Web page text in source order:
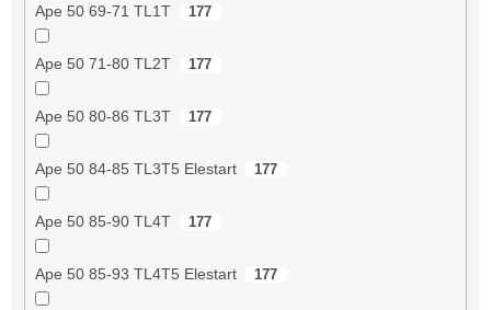
Ape 50 69-71 TL1T 177
Ape 50 71-80 TL2T 177
Ape 50 80-86 TL3T 177
Ape 50 84-85 TL3T5 Elestart 177
Ape 50 85-90 TL4T 177
Ape 50 85-93 TL4T5 Elestart 177